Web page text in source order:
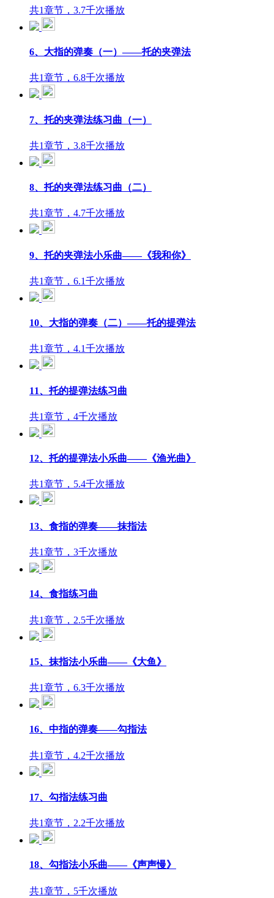
共1章节，3.7千次播放
6、大指的弹奏（一）——托的夹弹法
共1章节，6.8千次播放
7、托的夹弹法练习曲（一）
共1章节，3.8千次播放
8、托的夹弹法练习曲（二）
共1章节，4.7千次播放
9、托的夹弹法小乐曲——《我和你》
共1章节，6.1千次播放
10、大指的弹奏（二）——托的提弹法
共1章节，4.1千次播放
11、托的提弹法练习曲
共1章节，4千次播放
12、托的提弹法小乐曲——《渔光曲》
共1章节，5.4千次播放
13、食指的弹奏——抹指法
共1章节，3千次播放
14、食指练习曲
共1章节，2.5千次播放
15、抹指法小乐曲——《大鱼》
共1章节，6.3千次播放
16、中指的弹奏——勾指法
共1章节，4.2千次播放
17、勾指法练习曲
共1章节，2.2千次播放
18、勾指法小乐曲——《声声慢》
共1章节，5千次播放